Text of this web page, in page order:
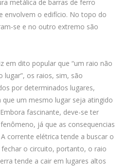
metálica de barras de ferro
envolvem o edifício. No topo do
se e no outro extremo são
em dito popular que “um raio não
lugar”, os raios, sim, são
por determinados lugares,
um mesmo lugar seja atingido
fascinante, deve-se ter
já que as consequencias
corrente elétrica tende a buscar o
o circuito, portanto, o raio
tende a cair em lugares altos